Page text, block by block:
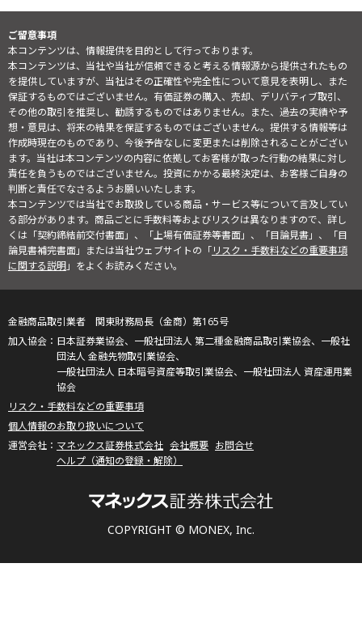
ご留意事項
本コンテンツは、情報提供を目的として行っております。
本コンテンツは、当社や当社が信頼できると考える情報源から提供されたもの
を提供していますが、当社はその正確性や完全性について意見を表明し、また
保証するものではございません。有価証券の購入、売却、デリバティブ取引、
その他の取引を推奨し、勧誘するものではありません。また、過去の実績や予
想・意見は、将来の結果を保証するものではございません。提供する情報等は
作成時現在のものであり、今後予告なしに変更または削除されることがござい
ます。当社は本コンテンツの内容に依拠してお客様が取った行動の結果に対し
責任を負うものではございません。投資にかかる最終決定は、お客様ご自身の
判断と責任でなさるようお願いいたします。
本コンテンツでは当社でお取扱している商品・サービス等について言及してい
る部分があります。商品ごとに手数料等およびリスクは異なりますので、詳し
くは「契約締結前交付書面」、「上場有価証券等書面」、「目論見書」、「目
論見書補完書面」または当社ウェブサイトの「リスク・手数料などの重要事項
に関する説明」をよくお読みください。
COPYRIGHT © MONEX, Inc.
金融商品取引業者 関東財務局長（金商）第165号
日本証券業協会、一般社団法人 第二種金融商品取引業協会、一般社
団法人 金融先物取引業協会、
一般社団法人 日本暗号資産等取引業協会、一般社団法人 資産運用業
協会
リスク・手数料などの重要事項
個人情報のお取り扱いについて
マネックス証券株式会社 会社概要 お問合せ
ヘルプ（通知の登録・解除）